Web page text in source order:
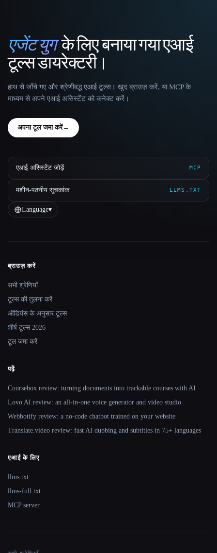
That AI Collection
एजेंट युगके लिए बनाया गया एआई
टूल्स डायरेक्टरी।
हाथ से जाँचे गए और श्रेणीबद्ध एआई टूल्स। खुद ब्राउज़ करें, या MCP के
माध्यम से अपने एआई असिस्टेंट को कनेक्ट करें।
अपना टूल जमा करें→
एआई असिस्टेंट जोड़ें MCP
मशीन-पठनीय सूचकांक LLMS.TXT
Language▾
Site navigation
ब्राउज़ करें
सभी श्रेणियाँ
टूल्स की तुलना करें
ऑडियंस के अनुसार टूल्स
शीर्ष टूल्स 2026
टूल जमा करें
पढ़ें
Coursebox review: turning documents into trackable courses with AI
Lovo AI review: an all-in-one voice generator and video studio
Webbotify review: a no-code chatbot trained on your website
Translate.video review: fast AI dubbing and subtitles in 75+ languages
एआई के लिए
llms.txt
llms-full.txt
MCP server